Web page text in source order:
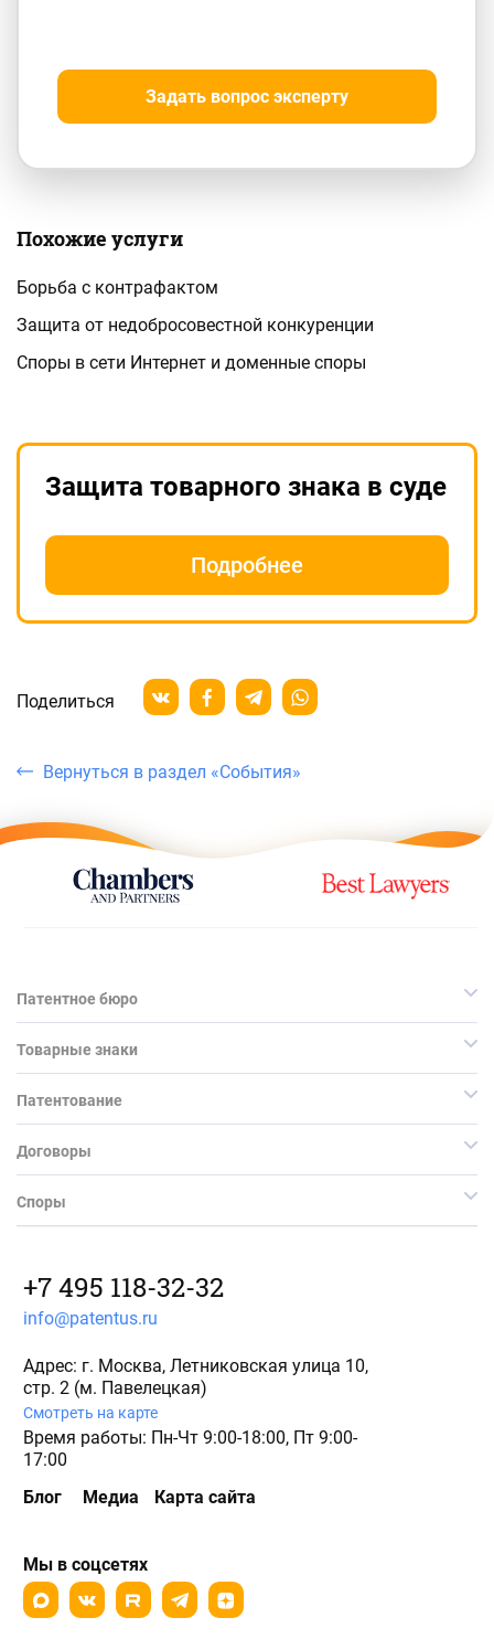
Задать вопрос эксперту
Похожие услуги
Борьба с контрафактом
Защита от недобросовестной конкуренции
Споры в сети Интернет и доменные споры
Защита товарного знака в суде
Подробнее
Поделиться
Вернуться в раздел «События»
Патентное бюро
Товарные знаки
Патентование
Договоры
Споры
+7 495 118-32-32
info@patentus.ru
Адрес: г. Москва, Летниковская улица 10,
стр. 2 (м. Павелецкая)
Смотреть на карте
Время работы: Пн-Чт 9:00-18:00, Пт 9:00-
17:00
Блог
Медиа Карта сайта
Мы в соцсетях